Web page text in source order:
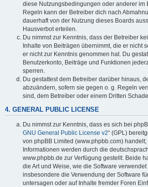
diese Nutzungsbedingungen oder anderer im
Regeln kann der Betreiber dich nach
dauerhaft von der Nutzung dieses Boards
Hausverbot erteilen.
Du nimmst zur Kenntnis, dass der Betreiber
Inhalte von Beiträgen übernimmt, die er nicht
er nicht zur Kenntnis genommen hat. Du
Benutzerkonto, Beiträge und Funktionen
sperren.
Du gestattest dem Betreiber darüber hinaus,
abzuändern, sofern sie gegen o. g. Regeln
sind, dem Betreiber oder einem Dritten
4. GENERAL PUBLIC LICENSE
Du nimmst zur Kenntnis, dass es sich bei
GNU General Public License v2“ (GPL)
von phpBB Limited (www.phpbb.com)
Informationen werden durch die
www.phpbb.de zur Verfügung gestellt. Beide
die Art und Weise, wie die Software
insbesondere die Verwendung der Software
untersagen oder auf Inhalte fremder Foren